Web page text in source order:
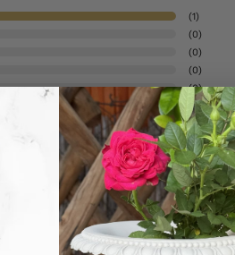
(1)
(0)
(0)
(0)
(0)